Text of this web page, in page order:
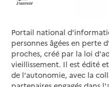
Portail national
personnes âgées en perte
proches, créé par la loi
vieillissement. Il est édité
de l'autonomie, avec la